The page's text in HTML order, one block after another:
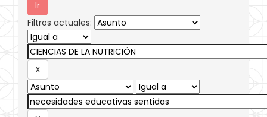
Filtros actuales: